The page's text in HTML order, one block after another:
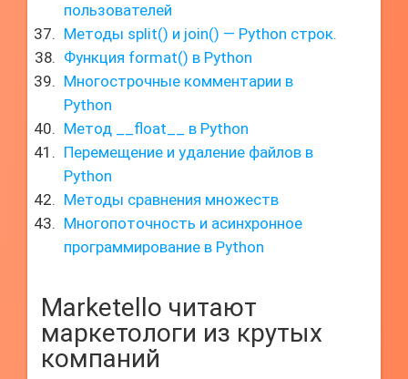
пользователей
Методы split() и join() — Python строк.
Функция format() в Python
Многострочные комментарии в
Python
Метод __float__ в Python
Перемещение и удаление файлов в
Python
Методы сравнения множеств
Многопоточность и асинхронное
программирование в Python
Marketello читают
маркетологи из крутых
компаний